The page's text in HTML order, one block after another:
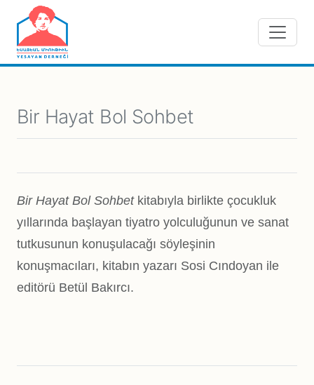
Skip to main content
Bir Hayat Bol Sohbet
Bir Hayat Bol Sohbet kitabıyla birlikte çocukluk
yıllarında başlayan tiyatro yolculuğunun ve sanat
tutkusunun konuşulacağı söyleşinin
konuşmacıları, kitabın yazarı Sosi Cındoyan ile
editörü Betül Bakırcı.